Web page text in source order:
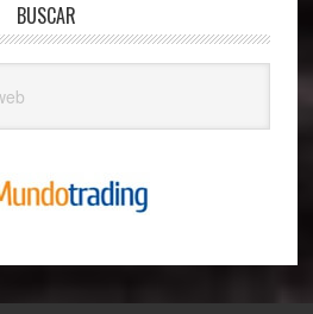
BUSCAR